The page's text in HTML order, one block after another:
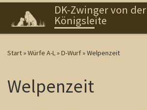
Zum Inhalt springenDK-Zwinger von der
Königsleite
Start»Würfe A-L»D-Wurf»Welpenzeit
Welpenzeit